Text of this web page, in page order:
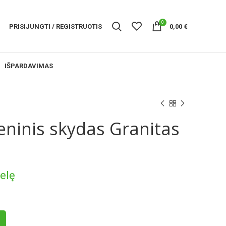
PRISIJUNGTI / REGISTRUOTIS
0
0,00 €
IŠPARDAVIMAS
skydas Granitas